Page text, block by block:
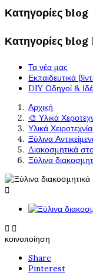
Κατηγορίες blog
Κατηγορίες blog
Τα νέα μας
Εκπαιδευτικά
DIY Οδηγοί &
Αρχική
🎨 Υλικά
Υλικά
Ξύλινα
Διακοσμητικά
Ξύλινα

 
κοινοποίηση
Share
Pinterest